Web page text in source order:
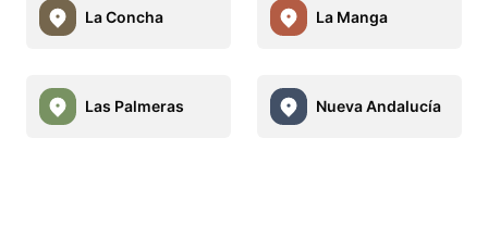
La Concha La Manga
Las Palmeras Nueva Andalucía